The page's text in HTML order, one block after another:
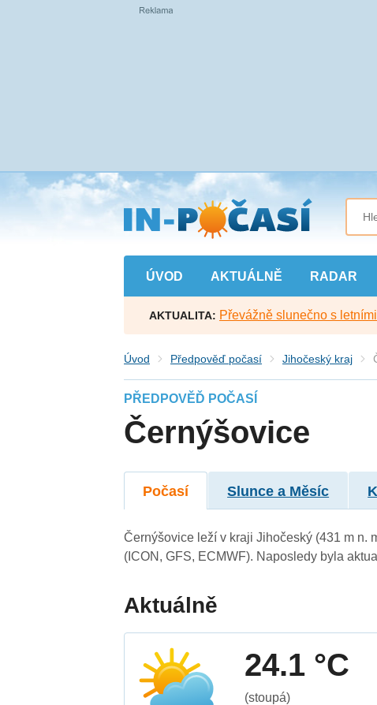
Přejít
na
hlavní
obsah
ÚVOD AKTUÁLNĚ RADAR
AKTUALITA: Převážně slunečno s
Úvod Předpověď počasí Jihočeský kraj
PŘEDPOVĚĎ POČASÍ
Černýšovice
Počasí Slunce a Měsíc
Černýšovice leží v kraji Jihočeský (431 m n.
(ICON, GFS, ECMWF). Naposledy byla
Aktuálně
24.1 °C
(stoupá)